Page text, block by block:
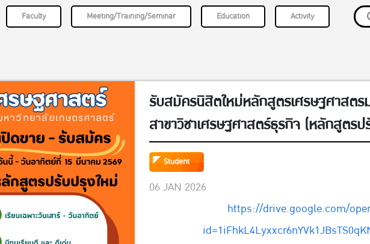
Faculty Meeting/Training/Seminar Education Activity
รับสมัครนิสิตใหม่หลักสูตรเศรษฐศาสต
สาขาวิชาเศรษฐศาสตร์ธุรกิจ (หลักสูตรป
MBE รุ่นที่ 33 (รหัส 69) ประจำภาคต้น
ตั้งแต่วันนี้ – วันอาทิตย์ที่ 15 มีนาคม 2569
Student
06 JAN 2026
https://drive.google.com/